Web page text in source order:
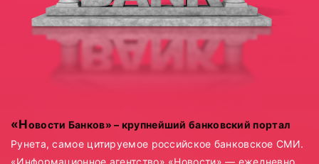
«Новости Банков» – крупнейший банковский портал
Рунета, самое цитируемое российское банковское СМИ.